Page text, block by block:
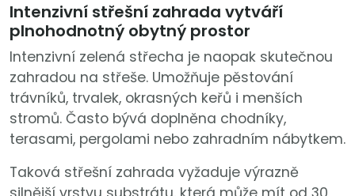
Intenzivní střešní zahrada vytváří
plnohodnotný obytný prostor
Intenzivní zelená střecha je naopak skutečnou
zahradou na střeše. Umožňuje pěstování
trávníků, trvalek, okrasných keřů i menších
stromů. Často bývá doplněna chodníky,
terasami, pergolami nebo zahradním nábytkem.
Taková střešní zahrada vyžaduje výrazně